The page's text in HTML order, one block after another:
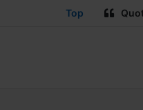
Top